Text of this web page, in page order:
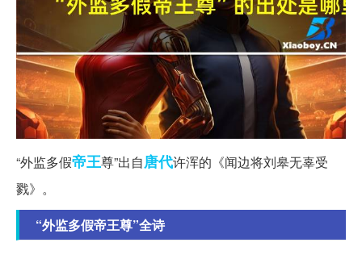
“外监多假帝王尊”出自唐代许浑的《闻边将刘皋无辜受
戮》。
“外监多假帝王尊”全诗